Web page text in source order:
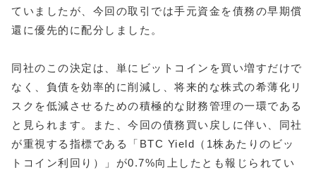
ていましたが、今回の取引では手元資金を債務の早期償
還に優先的に配分しました。
同社のこの決定は、単にビットコインを買い増すだけで
なく、負債を効率的に削減し、将来的な株式の希薄化リ
スクを低減させるための積極的な財務管理の一環である
と見られます。また、今回の債務買い戻しに伴い、同社
が重視する指標である「BTC Yield（1株あたりのビッ
トコイン利回り）」が0.7%向上したとも報じられてい